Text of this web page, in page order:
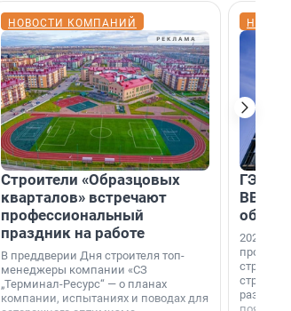
НОВОСТИ КОМПАНИЙ
Строители «Образцовых
кварталов» встречают
профессиональный
праздник на работе
В преддверии Дня строителя топ-
менеджеры компании «СЗ
„Терминал-Ресурс“ — о планах
компании, испытаниях и поводах для
ГЭС,
ВВП: в
об
2026-й —
раз. В